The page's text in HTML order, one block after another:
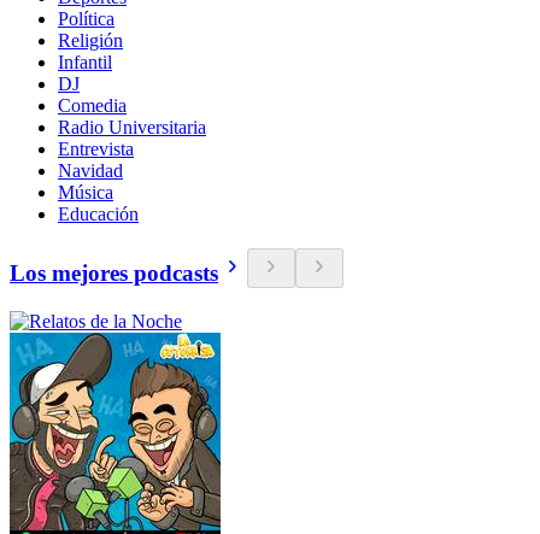
Política
Religión
Infantil
DJ
Comedia
Radio Universitaria
Entrevista
Navidad
Música
Educación
Los mejores podcasts